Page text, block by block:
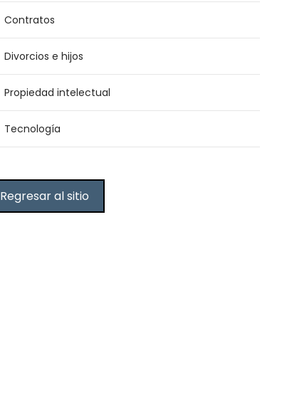
Contratos
Divorcios e hijos
Propiedad intelectual
Tecnología
Regresar al sitio